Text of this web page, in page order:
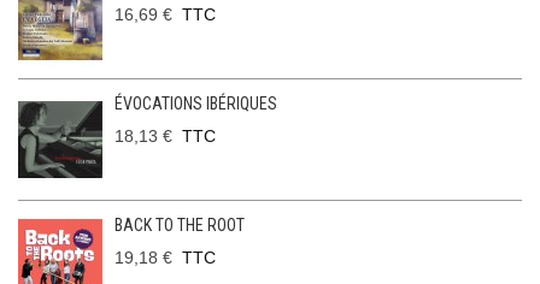
16,69 € TTC
ÉVOCATIONS IBÉRIQUES
18,13 € TTC
BACK TO THE ROOT
19,18 € TTC